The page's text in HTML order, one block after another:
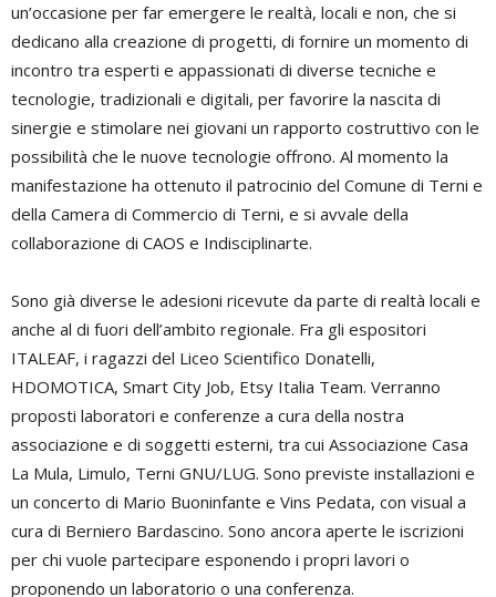
un’occasione per far emergere le realtà, locali e non, che si
dedicano alla creazione di progetti, di fornire un momento di
incontro tra esperti e appassionati di diverse tecniche e
tecnologie, tradizionali e digitali, per favorire la nascita di
sinergie e stimolare nei giovani un rapporto costruttivo con le
possibilità che le nuove tecnologie offrono. Al momento la
manifestazione ha ottenuto il patrocinio del Comune di Terni e
della Camera di Commercio di Terni, e si avvale della
collaborazione di CAOS e Indisciplinarte.
Sono già diverse le adesioni ricevute da parte di realtà locali e
anche al di fuori dell’ambito regionale. Fra gli espositori
ITALEAF, i ragazzi del Liceo Scientifico Donatelli,
HDOMOTICA, Smart City Job, Etsy Italia Team. Verranno
proposti laboratori e conferenze a cura della nostra
associazione e di soggetti esterni, tra cui Associazione Casa
La Mula, Limulo, Terni GNU/LUG. Sono previste installazioni e
un concerto di Mario Buoninfante e Vins Pedata, con visual a
cura di Berniero Bardascino. Sono ancora aperte le iscrizioni
per chi vuole partecipare esponendo i propri lavori o
proponendo un laboratorio o una conferenza.